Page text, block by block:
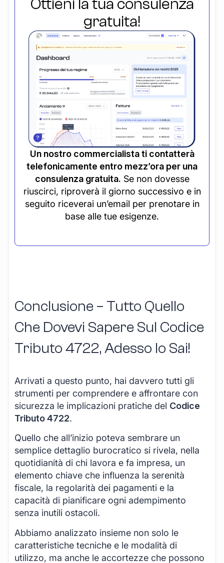
Ottieni la tua consulenza
gratuita!
Un nostro commercialista ti contatterà
telefonicamente entro mezz’ora per una
consulenza gratuita. Se non dovesse
riuscirci, riproverà il giorno successivo e in
seguito riceverai un’email per prenotare in
base alle tue esigenze.
Conclusione – Tutto Quello
Che Dovevi Sapere Sul Codice
Tributo 4722, Adesso lo Sai!
Arrivati a questo punto, hai davvero tutti gli
strumenti per comprendere e affrontare con
sicurezza le implicazioni pratiche del Codice
Tributo 4722.
Quello che all’inizio poteva sembrare un
semplice dettaglio burocratico si rivela, nella
quotidianità di chi lavora e fa impresa, un
elemento chiave che influenza la serenità
fiscale, la regolarità dei pagamenti e la
capacità di pianificare ogni adempimento
senza inutili ostacoli.
Abbiamo analizzato insieme non solo le
caratteristiche tecniche e le modalità di
utilizzo, ma anche le accortezze che possono